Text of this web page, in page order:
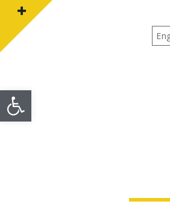
פתח